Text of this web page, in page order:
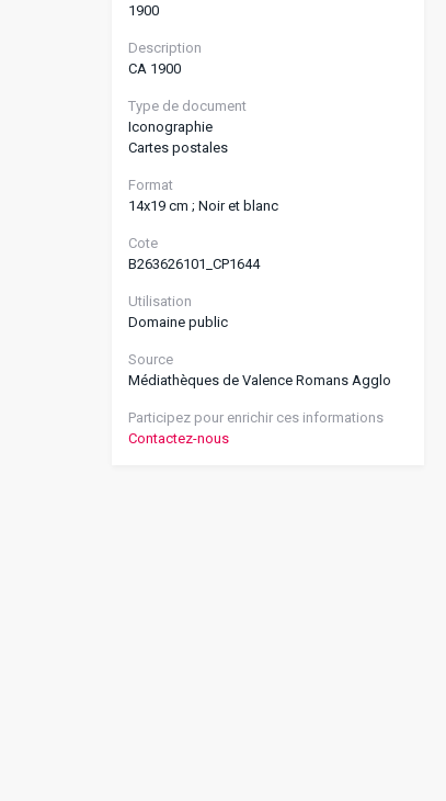
1900
Description
CA 1900
Type de document
Iconographie
Cartes postales
Format
14x19 cm ; Noir et blanc
Cote
B263626101_CP1644
Utilisation
Domaine public
Source
Médiathèques de Valence Romans Agglo
Participez pour enrichir ces informations
Contactez-nous